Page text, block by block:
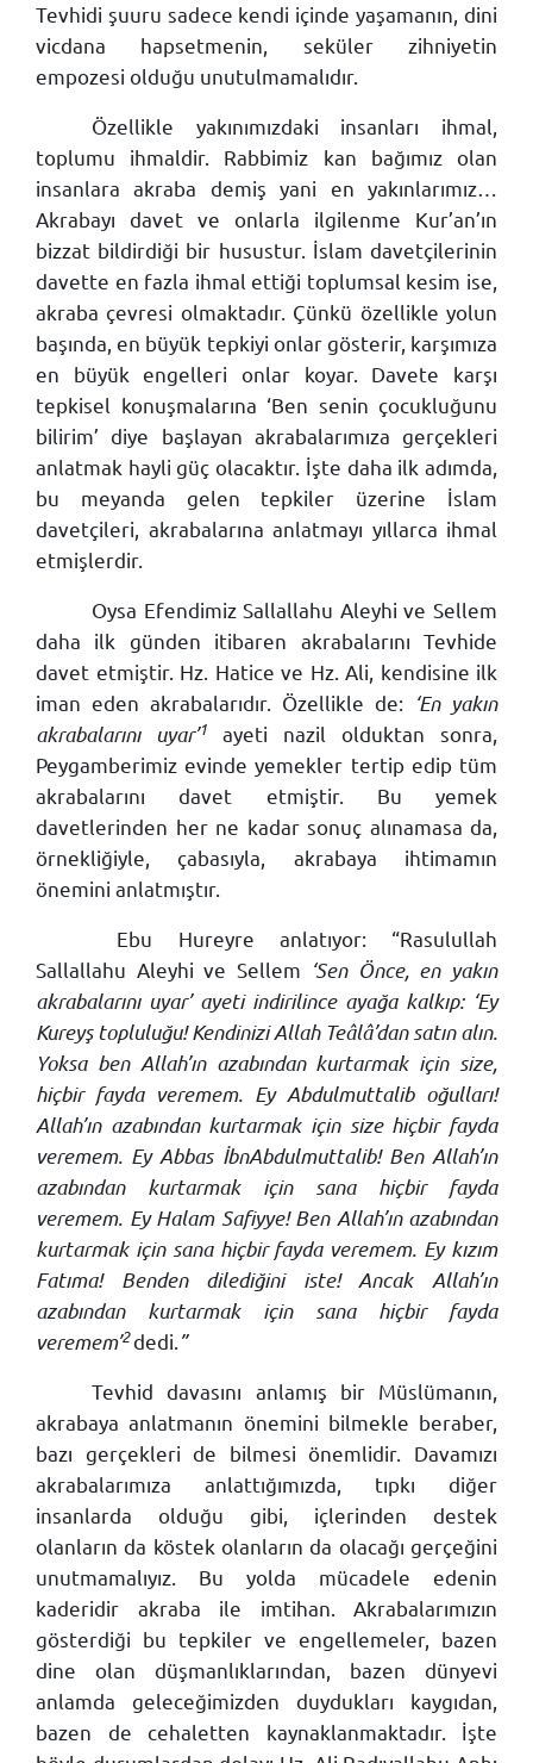
Tevhidi şuuru sadece kendi içinde yaşamanın, dini
vicdana hapsetmenin, seküler zihniyetin
empozesi olduğu unutulmamalıdır.
Özellikle yakınımızdaki insanları ihmal,
toplumu ihmaldir. Rabbimiz kan bağımız olan
insanlara akraba demiş yani en yakınlarımız…
Akrabayı davet ve onlarla ilgilenme Kur’an’ın
bizzat bildirdiği bir husustur. İslam davetçilerinin
davette en fazla ihmal ettiği toplumsal kesim ise,
akraba çevresi olmaktadır. Çünkü özellikle yolun
başında, en büyük tepkiyi onlar gösterir, karşımıza
en büyük engelleri onlar koyar. Davete karşı
tepkisel konuşmalarına ‘Ben senin çocukluğunu
bilirim’ diye başlayan akrabalarımıza gerçekleri
anlatmak hayli güç olacaktır. İşte daha ilk adımda,
bu meyanda gelen tepkiler üzerine İslam
davetçileri, akrabalarına anlatmayı yıllarca ihmal
etmişlerdir.
Oysa Efendimiz Sallallahu Aleyhi ve Sellem
daha ilk günden itibaren akrabalarını Tevhide
davet etmiştir. Hz. Hatice ve Hz. Ali, kendisine ilk
iman eden akrabalarıdır. Özellikle de:
‘En yakın
akrabalarını uyar’1 ayeti nazil olduktan sonra,
Peygamberimiz evinde yemekler tertip edip tüm
akrabalarını davet etmiştir. Bu yemek
davetlerinden her ne kadar sonuç alınamasa da,
örnekliğiyle, çabasıyla, akrabaya ihtimamın
önemini anlatmıştır.
Ebu Hureyre anlatıyor: “Rasulullah
Sallallahu Aleyhi ve Sellem ‘Sen Önce, en yakın
akrabalarını uyar’ ayeti indirilince ayağa kalkıp: ‘Ey
Kureyş topluluğu! Kendinizi Allah Teâlâ’dan satın alın.
Yoksa ben Allah’ın azabından kurtarmak için size,
hiçbir fayda veremem. Ey Abdulmuttalib oğulları!
Allah’ın azabından kurtarmak için size hiçbir fayda
veremem. Ey Abbas İbnAbdulmuttalib! Ben Allah’ın
azabından kurtarmak için sana hiçbir fayda
veremem. Ey Halam Safiyye! Ben Allah’ın azabından
kurtarmak için sana hiçbir fayda veremem. Ey kızım
Fatıma! Benden dilediğini iste! Ancak Allah’ın
azabından kurtarmak için sana hiçbir fayda
veremem’2dedi. ”
Tevhid davasını anlamış bir Müslümanın,
akrabaya anlatmanın önemini bilmekle beraber,
bazı gerçekleri de bilmesi önemlidir. Davamızı
akrabalarımıza anlattığımızda, tıpkı diğer
insanlarda olduğu gibi, içlerinden destek
olanların da köstek olanların da olacağı gerçeğini
unutmamalıyız. Bu yolda mücadele edenin
kaderidir akraba ile imtihan. Akrabalarımızın
gösterdiği bu tepkiler ve engellemeler, bazen
dine olan düşmanlıklarından, bazen dünyevi
anlamda geleceğimizden duydukları kaygıdan,
bazen de cehaletten kaynaklanmaktadır. İşte